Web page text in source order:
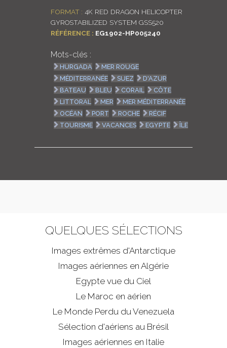
FORMAT : 4K RED DRAGON HELICOPTER
GYROSTABILIZED SYSTEM GSS520
RÉFÉRENCE : EG1902-HP005240
Mots-clés :
HURGADA
MER ROUGE
MÉDITERRANÉE
SUEZ
D'AZUR
BATEAU
BLEU CORAIL
CÔTE
LITTORAL
MER
MER MÉDITERRANÉE
OCÉAN
PORT ROCHE
RÉCIF
TOURISME
VACANCES EGYPTE ÎLE
QUELQUES SÉLECTIONS
Images extrêmes d'Antarctique
Images aériennes en Algérie
Egypte vue du Ciel
Le Maroc en aérien
Le Monde Perdu du Venezuela
Sélection d'aériens au Brésil
Images aériennes en Italie